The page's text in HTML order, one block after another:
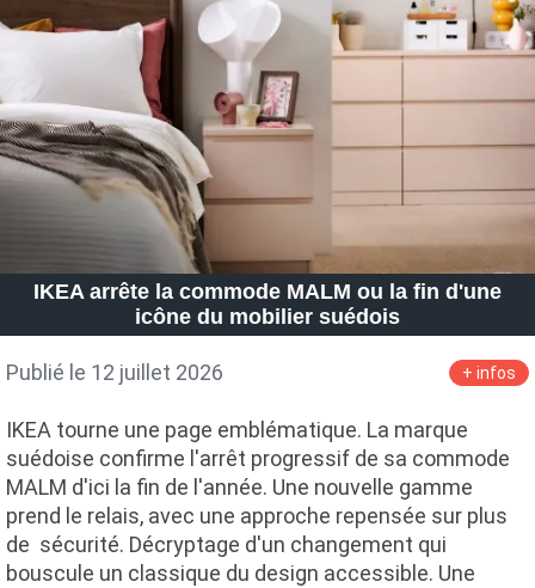
IKEA arrête la commode MALM ou la fin d'une
icône du mobilier suédois
Publié le 12 juillet 2026 + infos
IKEA tourne une page emblématique. La marque
suédoise confirme l'arrêt progressif de sa commode
MALM d'ici la fin de l'année. Une nouvelle gamme
prend le relais, avec une approche repensée sur plus
de sécurité. Décryptage d'un changement qui
bouscule un classique du design accessible. Une